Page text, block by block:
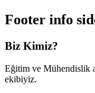
Footer info
Biz Kimiz?
Eğitim ve Mühendislik
ekibiyiz.